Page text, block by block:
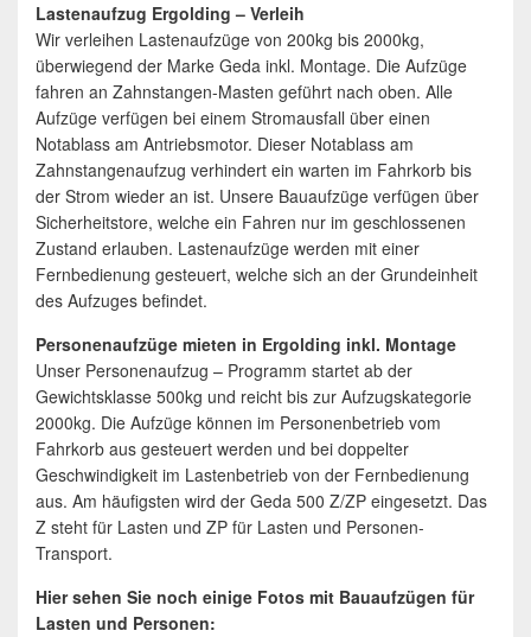
Lastenaufzug Ergolding – Verleih
Wir verleihen Lastenaufzüge von 200kg bis 2000kg,
überwiegend der Marke Geda inkl. Montage. Die Aufzüge
fahren an Zahnstangen-Masten geführt nach oben. Alle
Aufzüge verfügen bei einem Stromausfall über einen
Notablass am Antriebsmotor. Dieser Notablass am
Zahnstangenaufzug verhindert ein warten im Fahrkorb bis
der Strom wieder an ist. Unsere Bauaufzüge verfügen über
Sicherheitstore, welche ein Fahren nur im geschlossenen
Zustand erlauben. Lastenaufzüge werden mit einer
Fernbedienung gesteuert, welche sich an der Grundeinheit
des Aufzuges befindet.
Personenaufzüge mieten in Ergolding inkl. Montage
Unser Personenaufzug – Programm startet ab der
Gewichtsklasse 500kg und reicht bis zur Aufzugskategorie
2000kg. Die Aufzüge können im Personenbetrieb vom
Fahrkorb aus gesteuert werden und bei doppelter
Geschwindigkeit im Lastenbetrieb von der Fernbedienung
aus. Am häufigsten wird der Geda 500 Z/ZP eingesetzt. Das
Z steht für Lasten und ZP für Lasten und Personen-
Transport.
Hier sehen Sie noch einige Fotos mit Bauaufzügen für
Lasten und Personen: